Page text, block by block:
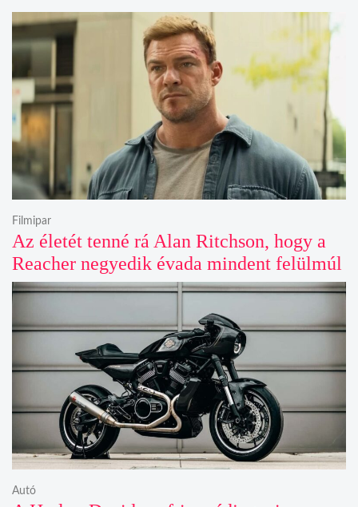
Az életét tenné rá Alan Ritchson, hogy a
Reacher negyedik évada mindent felülmúl
Filmipar
Autó